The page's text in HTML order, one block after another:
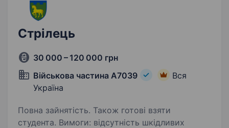
Стрілець
30 000 – 120 000 грн
Військова частина А7039
Вся
Україна
Повна зайнятість. Також готові взяти
студента. Вимоги: відсутність шкідливих